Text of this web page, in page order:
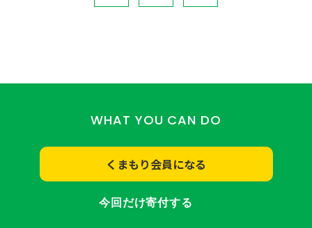
WHAT YOU CAN DO
くまもり会員になる
今回だけ寄付する